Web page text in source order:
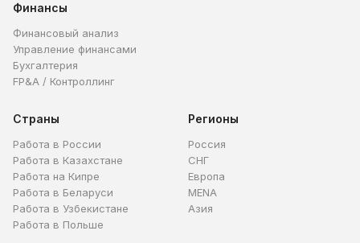
Финансы
Финансовый анализ
Управление финансами
Бухгалтерия
FP&A / Контроллинг
Страны
Работа в России
Работа в Казахстане
Работа на Кипре
Работа в Беларуси
Работа в Узбекистане
Работа в Польше
Регионы
Россия
СНГ
Европа
MENA
Азия